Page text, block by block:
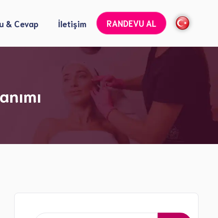
Botoks Uygulamaları
6 Nokta Lifting Uygulamaları
Cilt Yenileme ve Cilt Tonu Açma İşlemleri
Altın İğne Radyofrekans İşlemleri
& Cevap İletişim RANDEVU AL